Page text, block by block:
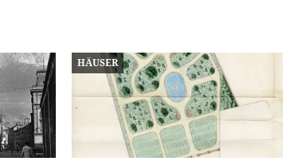
HÄUSER